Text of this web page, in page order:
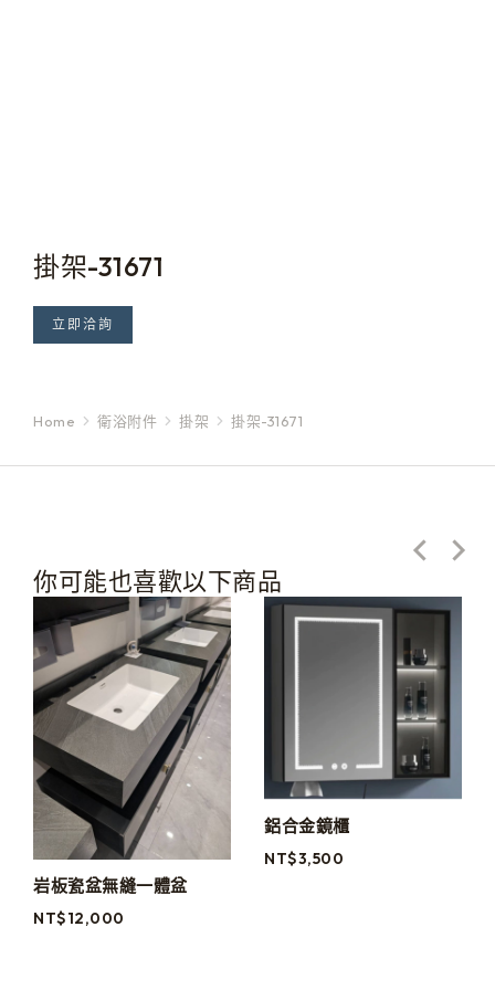
掛架-31671
立即洽詢
You are here:
Home 衛浴附件 掛架 掛架-31671
你可能也喜歡以下商品
岩板瓷盆無縫一體盆
NT$12,000
鋁合金鏡櫃
NT$3,500